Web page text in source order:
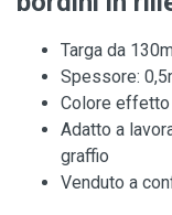
Targa da
Spessore:
Colore effetto
Adatto a
graffio
Venduto a